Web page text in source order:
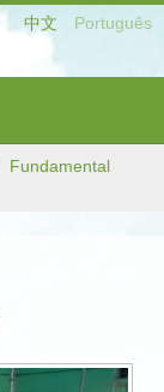
中文 Português
Fundamental